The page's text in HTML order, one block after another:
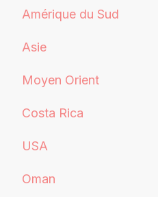
Amérique du Sud
Asie
Moyen Orient
Costa Rica
USA
Oman